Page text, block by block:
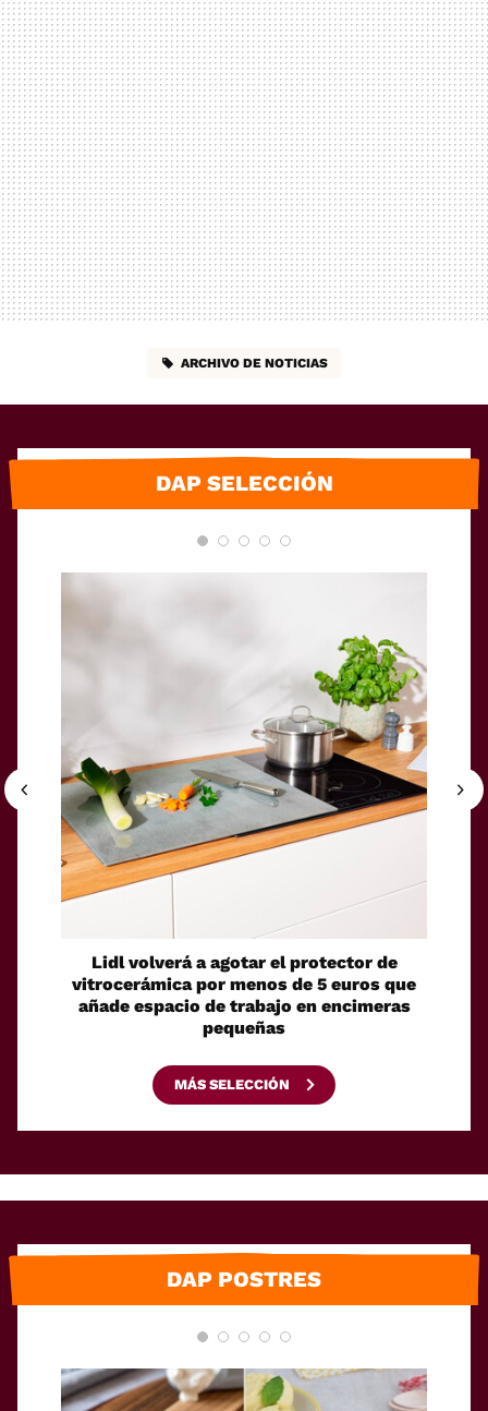
ARCHIVO DE NOTICIAS
DAP SELECCIÓN
Lidl volverá a agotar el protector de
vitrocerámica por menos de 5 euros que
añade espacio de trabajo en encimeras
pequeñas
MÁS SELECCIÓN
DAP POSTRES